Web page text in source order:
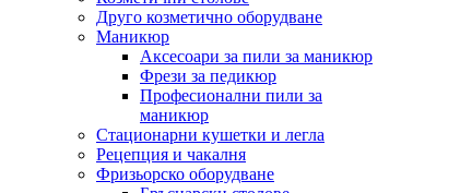
Друго козметично оборудване
Маникюр
Аксесоари за пили за маникюр
Фрези за педикюр
Професионални пили за
маникюр
Стационарни кушетки и легла
Рецепция и чакалня
Фризьорско оборудване